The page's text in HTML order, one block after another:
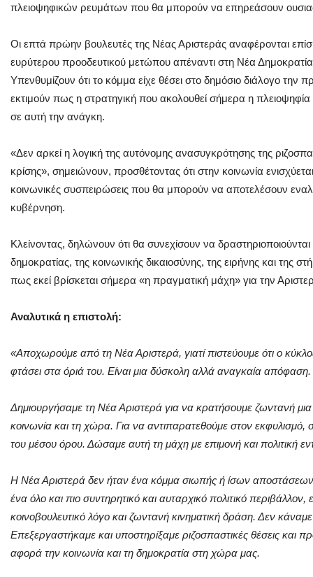
πλειοψηφικών ρευμάτων που θα μπορούν να επηρεάσουν
Οι επτά πρώην βουλευτές της Νέας Αριστεράς αναφέρονται
ευρύτερου προοδευτικού μετώπου απέναντι στη Νέα
Υπενθυμίζουν ότι το κόμμα είχε θέσει στο δημόσιο διάλογο
εκτιμούν πως η στρατηγική που ακολουθεί σήμερα η πλειοψηφία
σε αυτή την ανάγκη.
«Δεν αρκεί η λογική της αυτόνομης ανασυγκρότησης της
κρίσης», σημειώνουν, προσθέτοντας ότι στην κοινωνία
κοινωνικές συσπειρώσεις που θα μπορούν να αποτελέσουν
κυβέρνηση.
Κλείνοντας, δηλώνουν ότι θα συνεχίσουν να
δημοκρατίας, της κοινωνικής δικαιοσύνης, της ειρήνης και της
πως εκεί βρίσκεται σήμερα «η πραγματική μάχη» για την
Αναλυτικά η επιστολή:
«Αποχωρούμε από τη Νέα Αριστερά, γιατί πιστεύουμε ότι ο
φτάσει στα όριά του. Είναι μια δύσκολη αλλά αναγκαία απόφαση.
Δημιουργήσαμε τη Νέα Αριστερά για να κρατήσουμε ζωντανή
κοινωνία και τη χώρα. Για να αντιπαρατεθούμε στον εκφυλισμό,
του μέσου όρου. Δώσαμε αυτή τη μάχη με επιμονή και πολιτική
Η Νέα Αριστερά δεν ήταν ένα κόμμα σιωπής ή ίσων
ένα όλο και πιο συντηρητικό και αυταρχικό πολιτικό περιβάλλον,
κοινοβουλευτικό λόγο και ζωντανή κινηματική δράση. Δεν
Επεξεργαστήκαμε και υποστηρίξαμε ριζοσπαστικές θέσεις και
αφορά την κοινωνία και τη δημοκρατία στη χώρα μας.